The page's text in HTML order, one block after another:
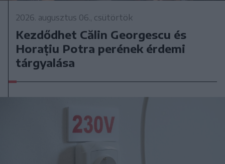
2026. augusztus 06., csütörtök
Kezdődhet Călin Georgescu és
Horațiu Potra perének érdemi
tárgyalása